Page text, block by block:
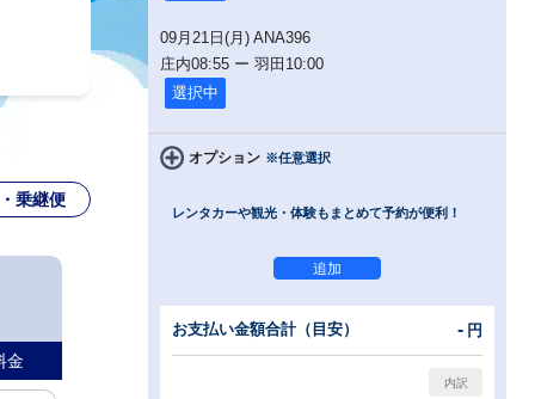
乗継便
金
09月21日(月) ANA396
庄内08:55 ー 羽田 10:00
選択中
オプション ※任意選択
レンタカーや観光・体験もまとめて予約が便利！
お支払い金額合計（目安） - 円